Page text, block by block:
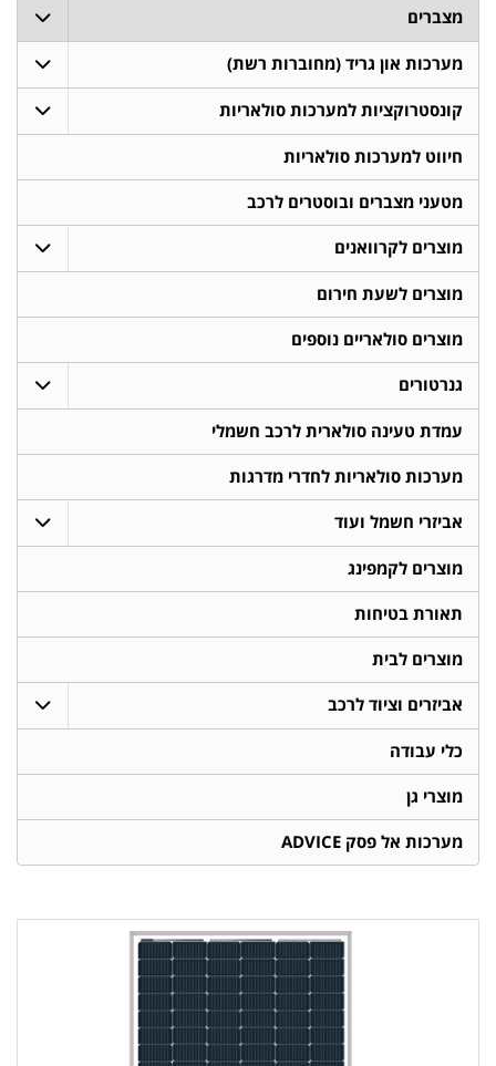
מצברים
מערכות און גריד (מחוברות רשת)
קונסטרוקציות למערכות סולאריות
חיווט למערכות סולאריות
מטעני מצברים ובוסטרים לרכב
מוצרים לקרוואנים
מוצרים לשעת חירום
מוצרים סולאריים נוספים
גנרטורים
עמדת טעינה סולארית לרכב חשמלי
מערכות סולאריות לחדרי מדרגות
אביזרי חשמל ועוד
מוצרים לקמפינג
תאורת בטיחות
מוצרים לבית
אביזרים וציוד לרכב
כלי עבודה
מוצרי גן
מערכות אל פסק ADVICE